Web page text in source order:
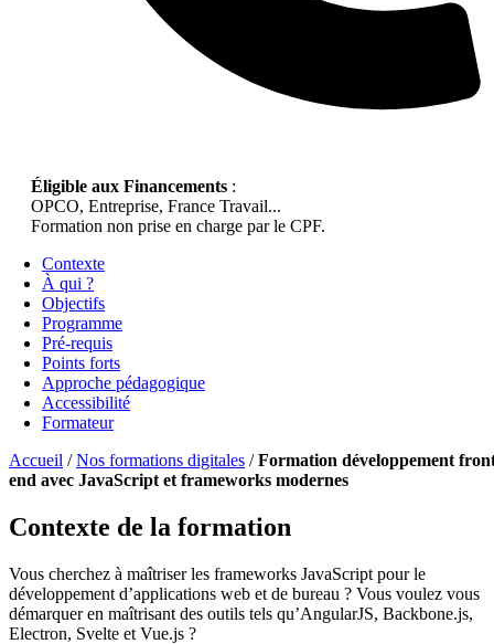
Éligible aux Financements :
OPCO, Entreprise, France Travail...
Formation non prise en charge par le CPF.
Contexte
À qui ?
Objectifs
Programme
Pré-requis
Points forts
Approche pédagogique
Accessibilité
Formateur
Accueil /Nos formations digitales /Formation développement
end avec JavaScript et frameworks modernes
Contexte de la formation
Vous cherchez à maîtriser les frameworks JavaScript pour le
développement d’applications web et de bureau ? Vous voulez vous
démarquer en maîtrisant des outils tels qu’AngularJS, Backbone.js,
Electron, Svelte et Vue.js ?